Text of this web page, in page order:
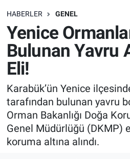
HABERLER GENEL
Yenice
Bulunan Yavru
Eli!
Karabük’ün Yenice
tarafından bulunan yavru
Orman Bakanlığı Doğa
Genel Müdürlüğü (DKMP)
koruma altına alındı.